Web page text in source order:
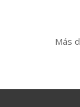
Más